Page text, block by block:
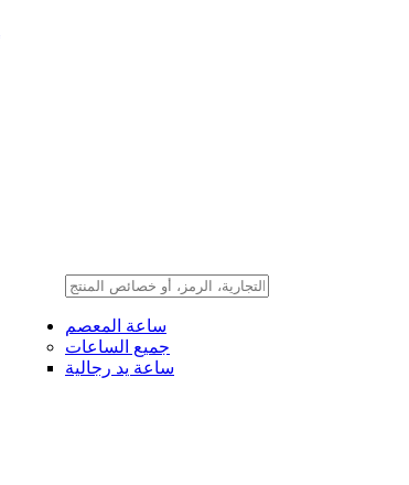
ساعة المعصم
جميع الساعات
ساعة يد رجالية